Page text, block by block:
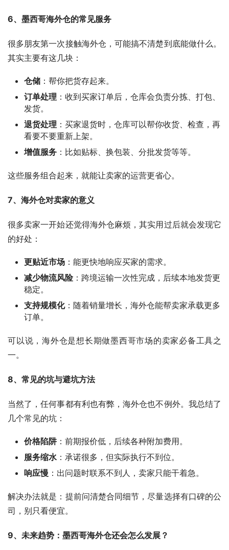
6、墨西哥海外仓的常见服务
很多朋友第一次接触海外仓，可能搞不清楚到底能做什么。
其实主要有这几块：
仓储 ：帮你把货存起来。
订单处理 ：收到买家订单后，仓库会负责分拣、打包、
发货。
退货处理 ：买家退货时，仓库可以帮你收货、检查，再
看要不要重新上架。
增值服务 ：比如贴标、换包装、分批发货等等。
这些服务组合起来，就能让卖家的运营更省心。
7、海外仓对卖家的意义
很多卖家一开始还觉得海外仓麻烦，其实用过后就会发现它
的好处：
更贴近市场 ：能更快地响应买家的需求。
减少物流风险：跨境运输一次性完成，后续本地发货更
稳定。
支持规模化：随着销量增长，海外仓能帮卖家承载更多
订单。
可以说，海外仓是想长期做墨西哥市场的卖家必备工具之
一。
8、常见的坑与避坑方法
当然了，任何事都有利也有弊，海外仓也不例外。我总结了
几个常见的坑：
价格陷阱 ：前期报价低，后续各种附加费用。
服务缩水：承诺很多，但实际执行不到位。
响应慢 ：出问题时联系不到人，卖家只能干着急。
解决办法就是：提前问清楚合同细节，尽量选择有口碑的公
司，别只看便宜。
9、未来趋势：墨西哥海外仓还会怎么发展？